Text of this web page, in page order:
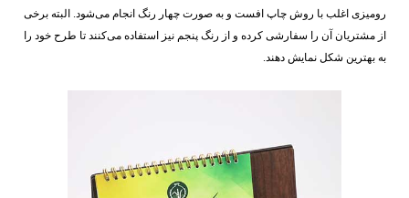
رومیزی اغلب با روش چاپ افست و به صورت چهار رنگ انجام می‌شود. البته برخی
از مشتریان آن را سفارشی کرده و از رنگ پنجم نیز استفاده می‌کنند تا طرح خود را
به بهترین شکل نمایش دهند.